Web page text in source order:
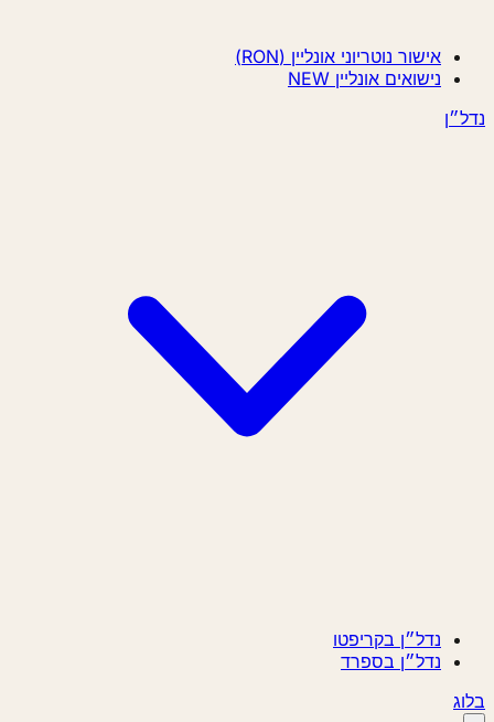
אישור נוטריוני אונליין (RON)
נישואים אונליין NEW
נדל״ן
נדל״ן בקריפטו
נדל״ן בספרד
בלוג